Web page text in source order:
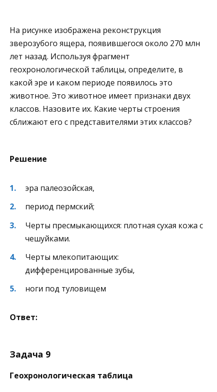
На рисунке изображена реконструкция
зверозубого ящера, появившегося около 270 млн
лет назад. Используя фрагмент
геохронологической таблицы, определите, в
какой эре и каком периоде появилось это
животное. Это животное имеет признаки двух
классов. Назовите их. Какие черты строения
сближают его с представителями этих классов?
Решение
эра палеозойская,
период пермский;
Черты пресмыкающихся: плотная сухая кожа с
чешуйками.
Черты млекопитающих:
дифференцированные зубы,
ноги под туловищем
Ответ:
Задача 9
Геохронологическая таблица